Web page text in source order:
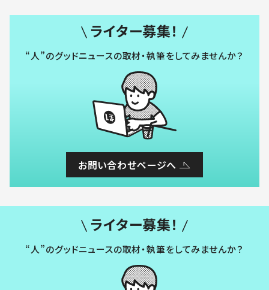
ライター募集！
“人”のグッドニュースの取材・執筆をしてみませんか？
お問い合わせページへ
ライター募集！
“人”のグッドニュースの取材・執筆をしてみませんか？